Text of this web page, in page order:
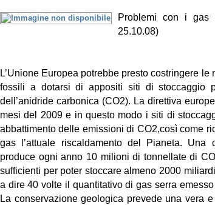
Problemi con i gas
25.10.08)
L’Unione Europea potrebbe presto costringere
fossili a dotarsi di appositi siti di stoccaggio
dell’anidride carbonica (CO2). La direttiva
mesi del 2009 e in questo modo i siti di
abbattimento delle emissioni di CO2,così come
gas l’attuale riscaldamento del Pianeta.
produce ogni anno 10 milioni di tonnellate di
sufficienti per poter stoccare almeno 2000
a dire 40 volte il quantitativo di gas serra
La conservazione geologica prevede una vera